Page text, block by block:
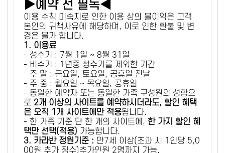
▶예약 전 필독◀
이용 수칙 미숙지로 인한 이용 상의 불이익은 고객
본인의 귀책사유에 해당하며, 이로 인한 환불 및 변
경은 불가 합니다.
1. 이용료
- 성수기 : 7월 1일 ~ 8월 31일
- 비수기 : 1년중 성수기를 제외한 기간
- 주 말 : 금요일, 토요일, 공휴일 전날
- 주 중 : 월요일 ~ 목요일, 공휴일
- 동일한 예약자 또는 동일한 가족 구성원의 성함으
로 2개 이상의 사이트를 예약하시더라도, 할인 혜택
은 오직 1개 사이트에만 적용됩니다.
- 한 가족 기준 단 한 개의 사이트에, 한 가지 할인 혜
택만 선택(적용) 가능합니다.
3. 카라반 정원기준 : 만7세 이상(초과 시 1인당 5,0
00원 추가 징수)추가인원 2명까지 가능,